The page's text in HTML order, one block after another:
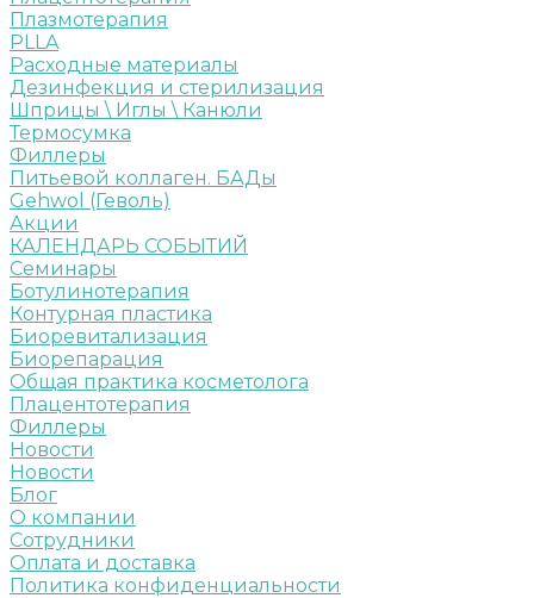
Плазмотерапия
PLLA
Расходные материалы
Дезинфекция и стерилизация
Шприцы \ Иглы \ Канюли
Термосумка
Филлеры
Питьевой коллаген. БАДы
Gehwol (Геволь)
Акции
КАЛЕНДАРЬ СОБЫТИЙ
Семинары
Ботулинотерапия
Контурная пластика
Биоревитализация
Биорепарация
Общая практика косметолога
Плацентотерапия
Филлеры
Новости
Новости
Блог
О компании
Сотрудники
Оплата и доставка
Политика конфиденциальности